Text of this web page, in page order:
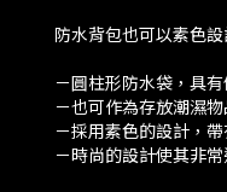
防水背包也可以素色
－圓柱形防水袋，具
－也可作為存放潮濕
－採用素色的設計，
－時尚的設計使其非